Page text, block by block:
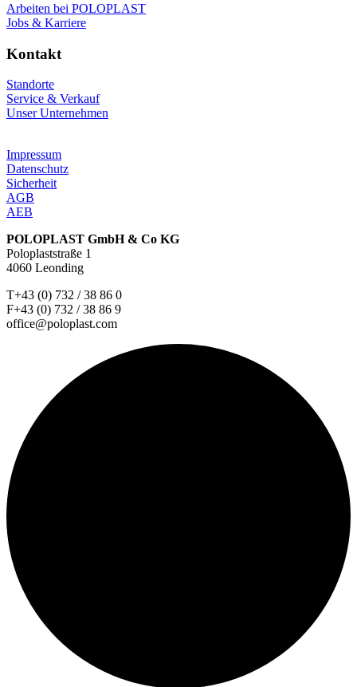
Arbeiten bei POLOPLAST
Jobs & Karriere
Kontakt
Standorte
Service & Verkauf
Unser Unternehmen
Impressum
Datenschutz
Sicherheit
AGB
AEB
POLOPLAST GmbH & Co KG
Poloplaststraße 1
4060 Leonding
T+43 (0) 732 / 38 86 0
F+43 (0) 732 / 38 86 9
office@poloplast.com